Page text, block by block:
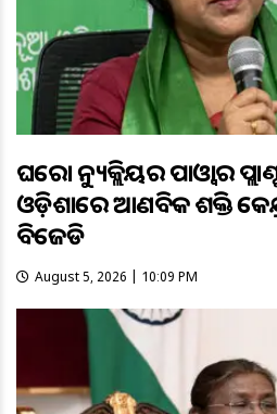
ଘରୋଇ ନ୍ୟୁକ୍ଲିୟର ପାଓ୍ବାର
ଓଡ଼ିଶାରେ ଆଣବିକ ଶକ୍ତି
ବିଜେଡି
August 5, 2026 | 10:09 PM